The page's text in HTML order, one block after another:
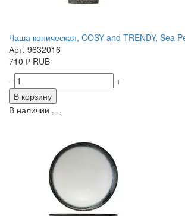
Чаша коническая, COSY and TRENDY, Sea
Арт. 9632016
710 ₽ RUB
-
+
В корзину
В наличии